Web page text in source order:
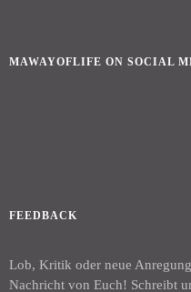
MAWAYOFLIFE ON SOCIAL
FEEDBACK
Lob, Kritik oder neue
Nachricht von Euch! Schreibt